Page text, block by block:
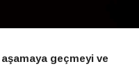
geçmeyi ve